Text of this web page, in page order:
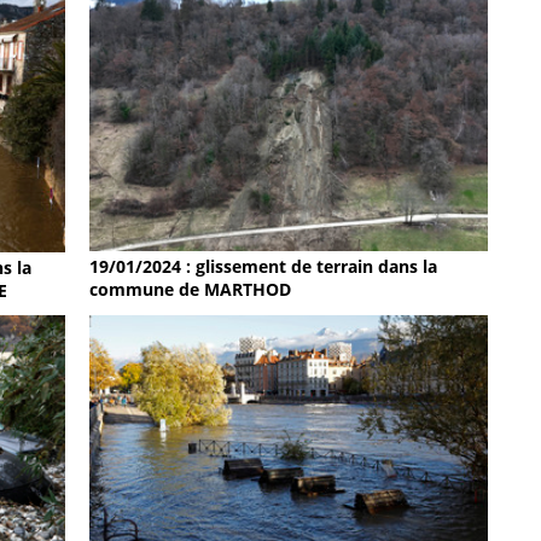
la
19/01/2024 : glissement de terrain dans la
commune de MARTHOD